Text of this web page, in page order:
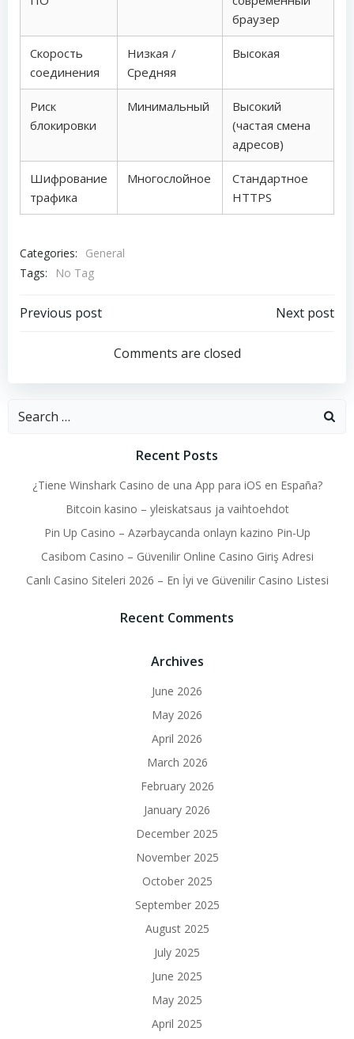
браузер
Скорость
соединения
Низкая /
Средняя
Высокая
Риск
блокировки
Минимальный
Высокий
(частая смена
адресов)
Шифрование
трафика
Многослойное
Стандартное
HTTPS
Categories:
General
Tags:
No Tag
Post
navigation
Previous post
navigation
Next post
Comments are closed
Search
Recent Posts
¿Tiene Winshark Casino de una App para iOS en España?
Bitcoin kasino – yleiskatsaus ja vaihtoehdot
Pin Up Casino – Azərbaycanda onlayn kazino Pin-Up
Casibom Casino – Güvenilir Online Casino Giriş Adresi
Canlı Casino Siteleri 2026 – En İyi ve Güvenilir Casino Listesi
Recent Comments
Archives
June 2026
May 2026
April 2026
March 2026
February 2026
January 2026
December 2025
November 2025
October 2025
September 2025
August 2025
July 2025
June 2025
May 2025
April 2025